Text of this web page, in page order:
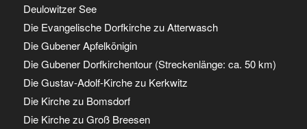
Deulowitzer See
Die Evangelische Dorfkirche zu Atterwasch
Die Gubener Apfelkönigin
Die Gubener Dorfkirchentour (Streckenlänge: ca. 50 km)
Die Gustav-Adolf-Kirche zu Kerkwitz
Die Kirche zu Bomsdorf
Die Kirche zu Groß Breesen